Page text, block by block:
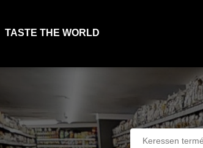
TASTE THE WORLD